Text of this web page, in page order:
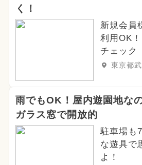
く！
新規会員
利用OK
チェック
東京都
雨でもOK！屋内遊園地な
ガラス窓で開放的
駐車場も
な遊具で
よ！